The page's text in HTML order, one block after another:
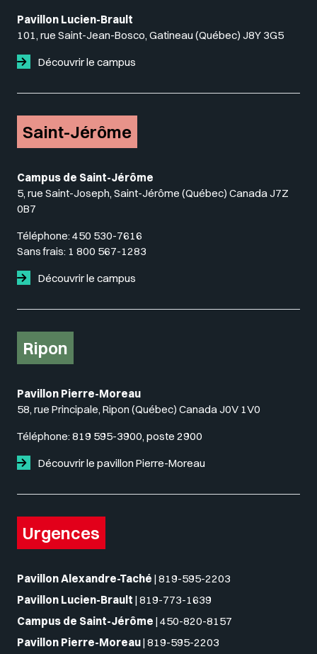
Pavillon Lucien-Brault
101, rue Saint-Jean-Bosco, Gatineau (Québec) J8Y 3G5
Découvrir le campus
Saint-Jérôme
Campus de Saint-Jérôme
5, rue Saint-Joseph, Saint-Jérôme (Québec) Canada J7Z
0B7
Téléphone: 450 530-7616
Sans frais: 1 800 567-1283
Découvrir le campus
Ripon
Pavillon Pierre-Moreau
58, rue Principale, Ripon (Québec) Canada J0V 1V0
Téléphone: 819 595-3900, poste 2900
Découvrir le pavillon Pierre-Moreau
Urgences
Pavillon Alexandre-Taché | 819-595-2203
Pavillon Lucien-Brault | 819-773-1639
Campus de Saint-Jérôme | 450-820-8157
Pavillon Pierre-Moreau| 819-595-2203